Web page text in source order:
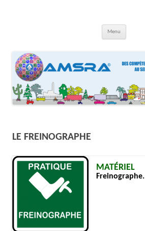
Menu
LE FREINOGRAPHE
MATÉRIEL
Freinographe.